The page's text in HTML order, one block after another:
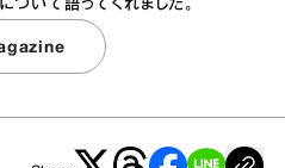
ついて語ってくれました。